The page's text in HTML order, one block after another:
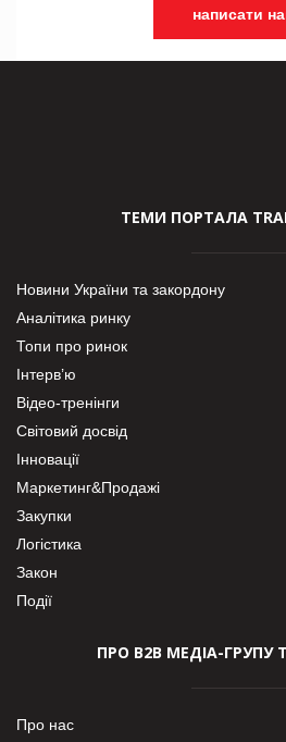
написати
ТЕМИ ПОРТАЛА
Новини України та закордону
Аналітика ринку
Топи про ринок
Інтерв’ю
Відео-тренінги
Світовий досвід
Інновації
Маркетинг&Продажі
Закупки
Логістика
Закон
Події
ПРО В2В МЕДІА-ГРУПУ
Про нас